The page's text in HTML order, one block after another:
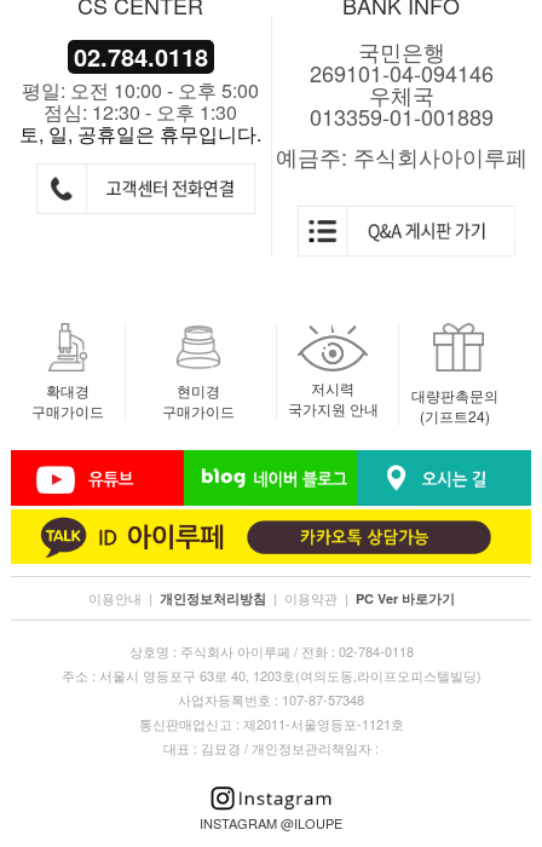
02.784.0118
평일: 오전 10:00 - 오후 5:00
점심: 12:30 - 오후 1:30
토, 일, 공휴일은 휴무입니다.
국민은행
269101-04-094146
우체국
013359-01-001889
예금주: 주식회사아이루페
확대경
구매가이드
현미경
구매가이드
저시력
국가지원 안내
대량판촉문의
(기프트24)
이용안내 | 개인정보처리방침 | 이용약관 | PC Ver 바로가기
상호명 : 주식회사 아이루페 / 전화 : 02-784-0118
주소 : 서울시 영등포구 63로 40, 1203호(여의도동,라이프오피스텔빌딩)
사업자등록번호 : 107-87-57348
통신판매업신고 : 제2011-서울영등포-1121호
대표 : 김묘경 / 개인정보관리책임자 :
INSTAGRAM @ILOUPE